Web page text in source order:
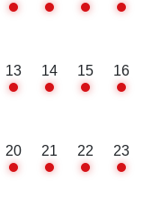
13 14 15 16
20 21 22 23